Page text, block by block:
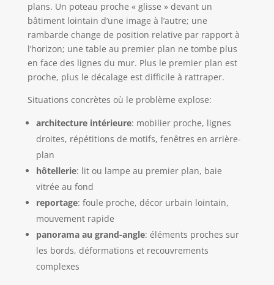
plans. Un poteau proche « glisse » devant un
bâtiment lointain d’une image à l’autre; une
rambarde change de position relative par rapport à
l’horizon; une table au premier plan ne tombe plus
en face des lignes du mur. Plus le premier plan est
proche, plus le décalage est difficile à rattraper.
Situations concrètes où le problème explose:
architecture intérieure: mobilier proche, lignes
droites, répétitions de motifs, fenêtres en arrière-
plan
hôtellerie: lit ou lampe au premier plan, baie
vitrée au fond
reportage: foule proche, décor urbain lointain,
mouvement rapide
panorama au grand-angle: éléments proches sur
les bords, déformations et recouvrements
complexes